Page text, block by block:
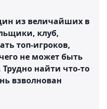
из величайших в
клуб,
топ-игроков,
не может быть
Трудно найти что-то
взволнован